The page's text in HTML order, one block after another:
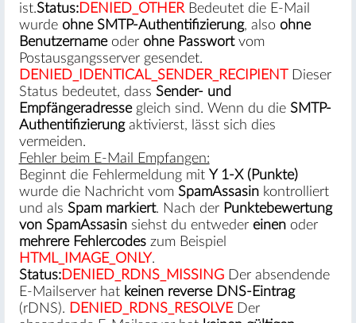
ist.Status:DENIED_OTHERBedeutet die E-Mail
wurde ohne SMTP-Authentifizierung, also ohne
Benutzernameoder ohne Passwortvom
Postausgangsserver gesendet.
DENIED_IDENTICAL_SENDER_RECIPIENT
Dieser
Status bedeutet, dass Sender- und
Empfängeradressegleich sind. Wenn du die SMTP-
Authentifizierungaktivierst, lässt sich dies
vermeiden.
Fehler beim E-Mail Empfangen:
Beginnt die Fehlermeldung mit Y 1-X (Punkte)
wurde die Nachricht vom SpamAssasinkontrolliert
und als Spam markiert. Nach der Punktebewertung
von SpamAssasinsiehst du entweder einenoder
mehrere Fehlercodeszum Beispiel
HTML_IMAGE_ONLY.
Status:DENIED_RDNS_MISSINGDer absendende
E-Mailserver hat keinen reverse DNS-Eintrag
(rDNS). DENIED_RDNS_RESOLVEDer